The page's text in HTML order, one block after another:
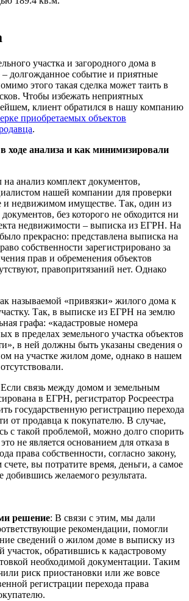
участка и загородного дома в
долгожданное событие и приятные
этого такая сделка может таить в
Чтобы избежать неприятных
клиент обратился в нашу компанию
приобретаемых объектов
.
анализа и как минимизировали
анализ комплект документов,
нашей компании для проверки
и недвижимом имуществе. Так, один из
без которого не обходится ни
недвижимости – выписка из ЕГРН. На
прекрасно: представлена выписка на
собственности зарегистрировано за
прав и обременения объектов
правопритязаний нет. Однако
называемой «привязки» жилого дома к
Так, в выписке из ЕГРН на землю
графа: «кадастровые номера
в пределах земельного участка объектов
в ней должны быть указаны сведения о
на участке жилом доме, однако в нашем
Если связь между домом и земельным
в ЕГРН, регистратор Росреестра
государственную регистрацию перехода
от продавца к покупателю. В случае,
с такой проблемой, можно долго спорить
не является основанием для отказа в
права собственности, согласно закону,
вы потратите время, деньги, а самое
добившись желаемого результата.
решение: В связи с этим, мы дали
рекомендации, помогли
сведений о жилом доме в выписку из
обратившись к кадастровому
необходимой документации. Таким
риск приостановки или же вовсе
регистрации перехода права